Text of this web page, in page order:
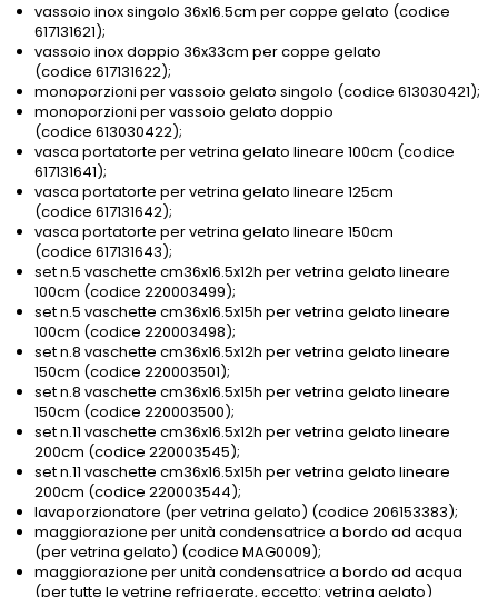
vassoio inox singolo 36x16.5cm per coppe gelato (codice
617131621);
vassoio inox doppio 36x33cm per coppe gelato
(codice 617131622);
monoporzioni per vassoio gelato singolo (codice 613030421);
monoporzioni per vassoio gelato doppio
(codice 613030422);
vasca portatorte per vetrina gelato lineare 100cm (codice
617131641);
vasca portatorte per vetrina gelato lineare 125cm
(codice 617131642);
vasca portatorte per vetrina gelato lineare 150cm
(codice 617131643);
set n.5 vaschette cm36x16.5x12h per vetrina gelato lineare
100cm (codice 220003499);
set n.5 vaschette cm36x16.5x15h per vetrina gelato lineare
100cm (codice 220003498);
set n.8 vaschette cm36x16.5x12h per vetrina gelato lineare
150cm (codice 220003501);
set n.8 vaschette cm36x16.5x15h per vetrina gelato lineare
150cm (codice 220003500);
set n.11 vaschette cm36x16.5x12h per vetrina gelato lineare
200cm (codice 220003545);
set n.11 vaschette cm36x16.5x15h per vetrina gelato lineare
200cm (codice 220003544);
lavaporzionatore (per vetrina gelato) (codice 206153383);
maggiorazione per unità condensatrice a bordo ad acqua
(per vetrina gelato) (codice MAG0009);
maggiorazione per unità condensatrice a bordo ad acqua
(per tutte le vetrine refrigerate, eccetto: vetrina gelato)